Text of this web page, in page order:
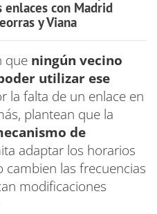
con Madrid
y Viana
que ningún vecino
utilizar ese
la falta de un enlace en
plantean que la
de
adaptar los horarios
las frecuencias
modificaciones